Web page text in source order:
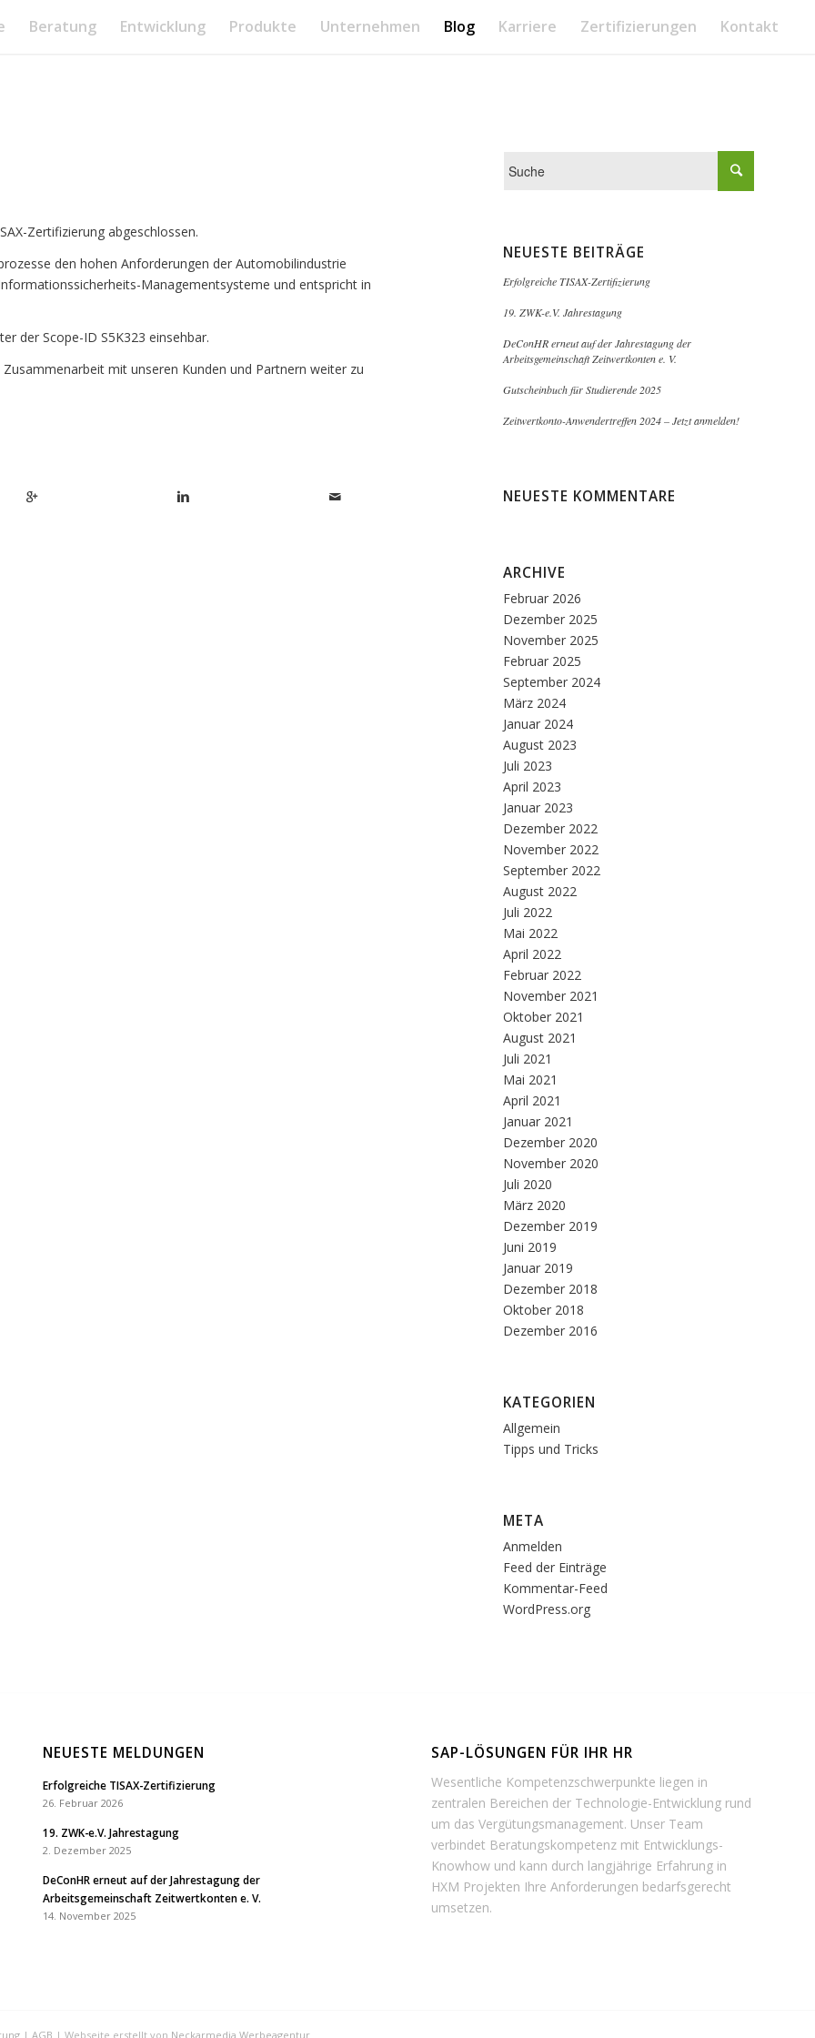
Beratung Entwicklung Produkte Unternehmen Blog Karriere Zertifizierungen Kontakt
Zertifizierung abgeschlossen.
den hohen Anforderungen der Automobilindustrie
Managementsysteme und entspricht in
der Scope-ID S5K323 einsehbar.
mit unseren Kunden und Partnern weiter zu
NEUESTE BEITRÄGE
Erfolgreiche TISAX-Zertifizierung
19. ZWK-e.V. Jahrestagung
DeConHR erneut auf der Jahrestagung der
Arbeitsgemeinschaft Zeitwertkonten e. V.
Gutscheinbuch für Studierende 2025
Zeitwertkonto-Anwendertreffen 2024 – Jetzt anmelden!
NEUESTE KOMMENTARE
ARCHIVE
Februar 2026
Dezember 2025
November 2025
Februar 2025
September 2024
März 2024
Januar 2024
August 2023
Juli 2023
April 2023
Januar 2023
Dezember 2022
November 2022
September 2022
August 2022
Juli 2022
Mai 2022
April 2022
Februar 2022
November 2021
Oktober 2021
August 2021
Juli 2021
Mai 2021
April 2021
Januar 2021
Dezember 2020
November 2020
Juli 2020
März 2020
Dezember 2019
Juni 2019
Januar 2019
Dezember 2018
Oktober 2018
Dezember 2016
KATEGORIEN
Allgemein
Tipps und Tricks
META
Anmelden
Feed der Einträge
Kommentar-Feed
WordPress.org
NEUESTE MELDUNGEN
Erfolgreiche TISAX-Zertifizierung
26. Februar 2026
19. ZWK-e.V. Jahrestagung
2. Dezember 2025
DeConHR erneut auf der Jahrestagung der
Arbeitsgemeinschaft Zeitwertkonten e. V.
14. November 2025
SAP-LÖSUNGEN FÜR IHR HR
Wesentliche Kompetenzschwerpunkte liegen in
zentralen Bereichen der Technologie-Entwicklung rund
um das Vergütungsmanagement. Unser Team
verbindet Beratungskompetenz mit Entwicklungs-
Knowhow und kann durch langjährige Erfahrung in
HXM Projekten Ihre Anforderungen bedarfsgerecht
umsetzen.
| AGB | Webseite erstellt von Neckarmedia Werbeagentur